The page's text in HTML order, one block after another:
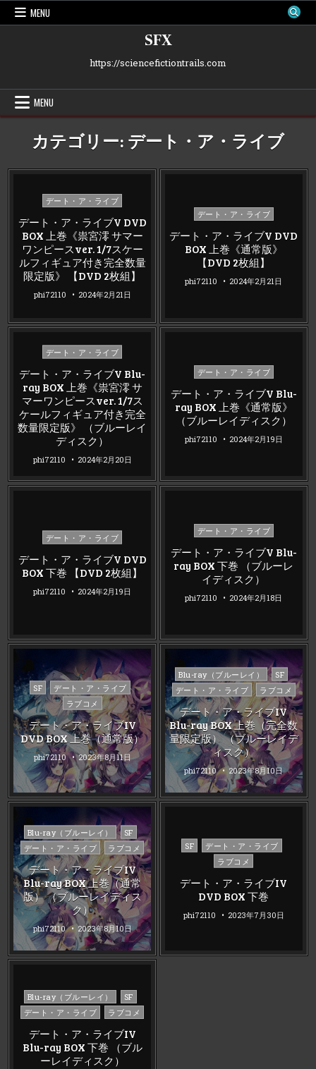
Skip
MENU
SFX
https://sciencefictiontrails.com
MENU
カテゴリー: デート・ア・ライブ
Posted
デート・ア・ライブ
デート・ア・ライブV DVD
BOX 上巻《祟宮澪 サマー
ワンピースver. 1/7スケー
ルフィギュア付き完全数量
限定版》 【DVD 2枚組】
phi72110 2024年2月21日
Posted
デート・ア・ライブ
デート・ア・ライブV DVD
BOX 上巻《通常版》
【DVD 2枚組】
phi72110 2024年2月21日
Posted
デート・ア・ライブ
デート・ア・ライブV Blu-
ray BOX 上巻《祟宮澪 サ
マーワンピースver. 1/7ス
ケールフィギュア付き完全
数量限定版》 （ブルーレイ
ディスク）
phi72110 2024年2月20日
Posted
デート・ア・ライブ
デート・ア・ライブV Blu-
ray BOX 上巻《通常版》
（ブルーレイディスク）
phi72110 2024年2月19日
Posted
デート・ア・ライブ
デート・ア・ライブV DVD
BOX 下巻 【DVD 2枚組】
phi72110 2024年2月19日
Posted
デート・ア・ライブ
デート・ア・ライブV Blu-
ray BOX 下巻 （ブルーレ
イディスク）
phi72110 2024年2月18日
Posted
in
SF
デート・ア・ライブ
ラブコメ
デート・ア・ライブIV
DVD BOX 上巻（通常版）
phi72110 2023年8月11日
Posted
in
Blu-ray（ブルーレイ）
SF
デート・ア・ライブ
ラブコメ
デート・ア・ライブIV
Blu-ray BOX 上巻（完全数
量限定版） （ブルーレイデ
ィスク）
phi72110 2023年8月10日
Posted
in
Blu-ray（ブルーレイ）
SF
デート・ア・ライブ
ラブコメ
デート・ア・ライブIV
Blu-ray BOX 上巻（通常
版） （ブルーレイディス
ク）
phi72110 2023年8月10日
Posted
SF
デート・ア・ライブ
ラブコメ
デート・ア・ライブIV
DVD BOX 下巻
phi72110 2023年7月30日
Posted
in
Blu-ray（ブルーレイ）
SF
デート・ア・ライブ
ラブコメ
デート・ア・ライブIV
Blu-ray BOX 下巻 （ブル
ーレイディスク）